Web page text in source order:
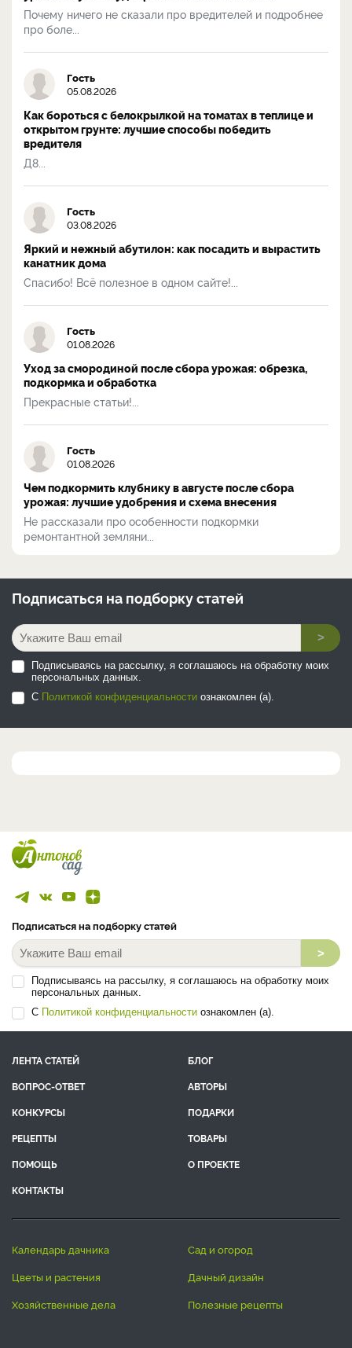
Почему ничего не сказали про вредителей и подробнее
про боле...
Гость
05.08.2026
Как бороться с белокрылкой на томатах в теплице и
открытом грунте: лучшие способы победить
вредителя
Д8...
Гость
03.08.2026
Яркий и нежный абутилон: как посадить и вырастить
канатник дома
Спасибо! Всё полезное в одном сайте!...
Гость
01.08.2026
Уход за смородиной после сбора урожая: обрезка,
подкормка и обработка
Прекрасные статьи!...
Гость
01.08.2026
Чем подкормить клубнику в августе после сбора
урожая: лучшие удобрения и схема внесения
Не рассказали про особенности подкормки
ремонтантной земляни...
Подписаться на подборку статей
>
Подписываясь на рассылку, я соглашаюсь на обработку моих
персональных данных.
С Политикой конфиденциальности ознакомлен (а).
Подписаться на подборку статей
>
Подписываясь на рассылку, я соглашаюсь на обработку моих
персональных данных.
С Политикой конфиденциальности ознакомлен (а).
ЛЕНТА СТАТЕЙ
БЛОГ
ВОПРОС-ОТВЕТ
АВТОРЫ
КОНКУРСЫ
ПОДАРКИ
РЕЦЕПТЫ
ТОВАРЫ
ПОМОЩЬ
О ПРОЕКТЕ
КОНТАКТЫ
календарь дачника
сад и огород
цветы и растения
дачный дизайн
хозяйственные дела
полезные рецепты